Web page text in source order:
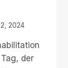
2024
der